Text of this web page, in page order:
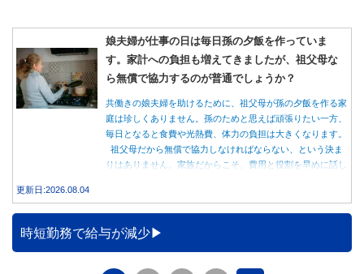
娘夫婦が仕事の日は毎日孫の夕飯を作っていま
す。家計への負担も増えてきましたが、祖父母な
ら無償で協力するのが普通でしょうか？
共働きの娘夫婦を助けるために、祖父母が孫の夕飯を作る家
庭は珍しくありません。孫のためと思えば頑張りたい一方、
毎日となると食費や光熱費、体力の負担は大きくなります。
祖父母だから無償で協力しなければならない、という決ま
りはありません。家族だからこそ、費用と役割を早めに話し
更新日:2026.08.04
時短勤務で給与が減少